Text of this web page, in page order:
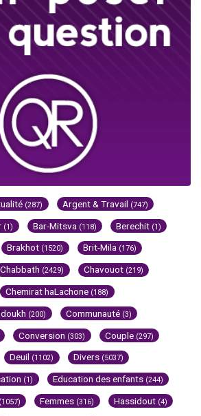
(287) Argent & Travail (747)
(1) Bar-Mitsva (118) Berechit (1)
Brakhot (1520) Brit-Mila (176)
Chabbath (2429) Chavouot (219)
Chemirat haLachone (188)
(200) Communauté (3)
Conversion (303) Couple (297)
Deuil (1102) Divers (5037)
(1) Education des enfants (244)
(1057) Femmes (316) Hassidout (4)